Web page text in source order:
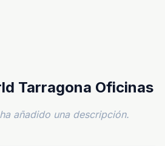
Tarragona Oficinas
añadido una descripción.